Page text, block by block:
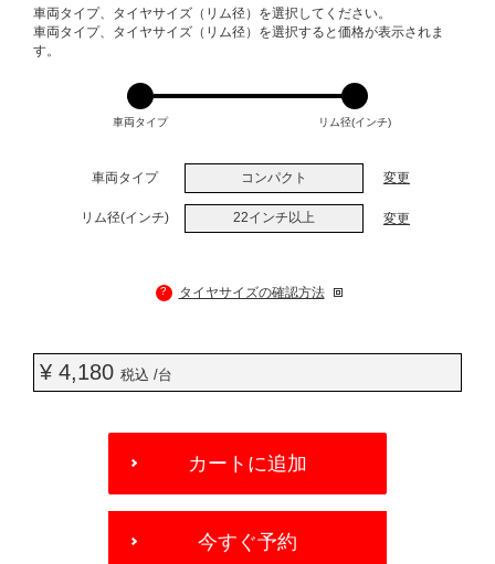
VARIATIONS
車両タイプ、タイヤサイズ（リム径）を選択してください。
車両タイプ、タイヤサイズ（リム径）を選択すると価格が表示されま
す。
車両タイプ リム径(インチ)
車両タイプ コンパクト 変更
リム径(インチ) 22インチ以上 変更
? タイヤサイズの確認方法
¥ 4,180 税込 /台
OPTIONS
カートに追加
今すぐ予約